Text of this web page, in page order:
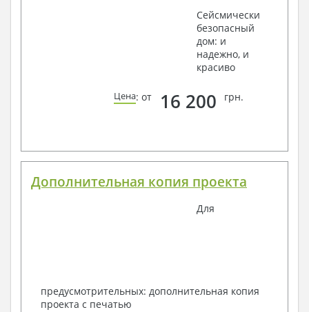
Сейсмически
безопасный
дом: и
надежно, и
красиво
Цена: от 16 200 грн.
Дополнительная копия проекта
Для
предусмотрительных: дополнительная копия
проекта с печатью